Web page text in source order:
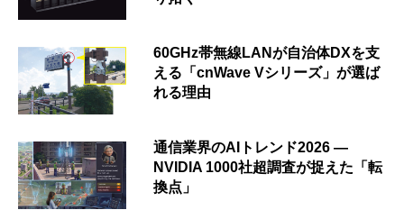
60GHz帯無線LANが自治体DXを支
える「cnWave Vシリーズ」が選ば
れる理由
通信業界のAIトレンド2026 ―
NVIDIA 1000社超調査が捉えた「転
換点」